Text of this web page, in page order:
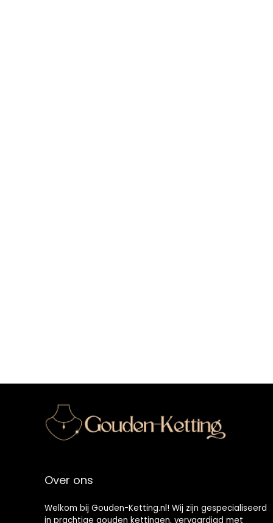
Over ons
Welkom bij Gouden-Ketting.nl! Wij zijn gespecialiseerd
in prachtige gouden kettingen, vervaardigd met